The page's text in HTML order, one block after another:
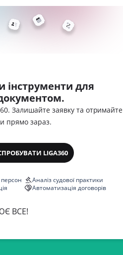
інструменти для
Залишайте заявку та отримайте
прямо зараз.
LIGA360
Аналіз судової практики
Автоматизація договорів
ВСЕ!